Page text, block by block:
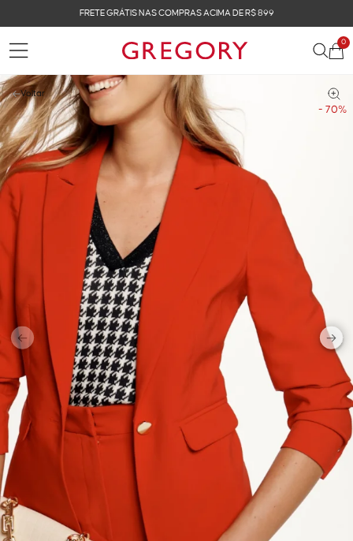
FRETE GRÁTIS NAS COMPRAS ACIMA DE R$ 899
0
- 70%
Voltar